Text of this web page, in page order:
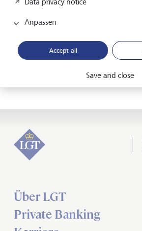
Über LGT
Private Banking
Anpassen
Accept all
Save and close